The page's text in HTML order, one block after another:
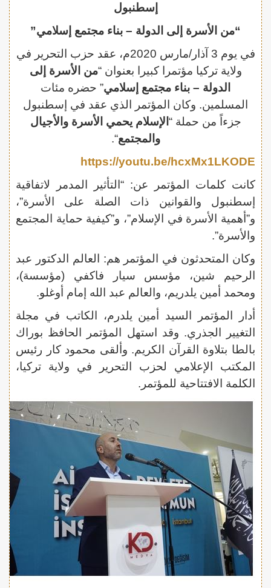
إسطنبول
“من الأسرة إلى الدولة – بناء مجتمع إسلامي”
في يوم 3 آذار/مارس 2020م، عقد حزب التحرير في
ولاية تركيا مؤتمرا كبيرا بعنوان “من الأسرة إلى
الدولة – بناء مجتمع إسلامي” حضره مئات
المسلمين. وكان المؤتمر الذي عقد في إسطنبول
جزءاً من حملة “ الإسلام يحمي الأسرة والأجيال
والمجتمع“.
https://youtu.be/hcxMx1LKODE
كانت كلمات المؤتمر عن: “التأثير المدمر لاتفاقية
إسطنبول والقوانين ذات الصلة على الأسرة”،
و”أهمية الأسرة في الإسلام”، و”كيفية حماية المجتمع
والأسرة”.
وكان المتحدثون في المؤتمر هم: العالم الدكتور عبد
الرحيم شين، مؤسس سيار فاكفي (مؤسسة)،
ومحمد أمين يلدريم، والعالم عبد الله إمام أوغلو.
أدار المؤتمر السيد أمين يلدرم، الكاتب في مجلة
التغيير الجذري. وقد استهل المؤتمر الحافظ بوراك
بالطا بتلاوة القرآن الكريم. وألقى محمود كار رئيس
المكتب الإعلامي لحزب التحرير في ولاية تركيا،
الكلمة الافتتاحية للمؤتمر.